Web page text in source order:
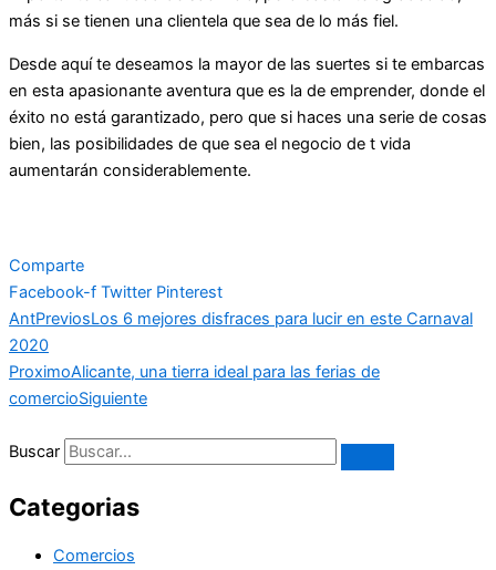
más si se tienen una clientela que sea de lo más fiel.
Desde aquí te deseamos la mayor de las suertes si te embarcas
en esta apasionante aventura que es la de emprender, donde el
éxito no está garantizado, pero que si haces una serie de cosas
bien, las posibilidades de que sea el negocio de t vida
aumentarán considerablemente.
Comparte
Facebook-f Twitter Pinterest
AntPreviosLos 6 mejores disfraces para lucir en este Carnaval
2020
ProximoAlicante, una tierra ideal para las ferias de
comercioSiguiente
Buscar
Categorias
Comercios